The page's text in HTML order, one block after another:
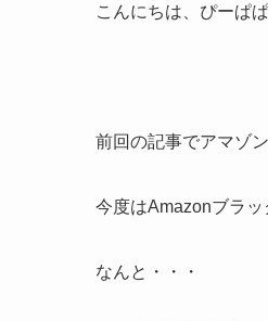
こんにちは、ぴーぱぱ
前回の記事でアマゾ
今度はAmazonブラッ
なんと・・・